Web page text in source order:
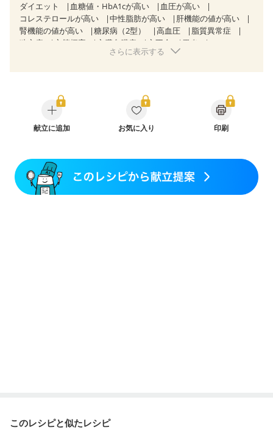
ダイエット 血糖値・HbA1cが高い
血圧が高い
コレステロールが高い
中性脂肪が高い
肝機能の値が高い
腎機能の値が高い
糖尿病（2型） 高血圧
脂質異常症
狭心症
心筋梗塞 心臓弁膜症 心不全
胃炎
逆流性食道炎
胆石症
CKD（ステージ２）
CKD（ステージ３a）
乳がん（抗がん剤治療中）
乳がん（ホルモン療法中）
乳がん（放射線治療中）
妊婦健診・体重増加が気になる（初期）
妊婦健診・血圧が気になる（初期）
妊婦健診・血糖値が気になる（初期）
さらに表示する
献立に追加 お気に入り 印刷
このレシピと似たレシピ